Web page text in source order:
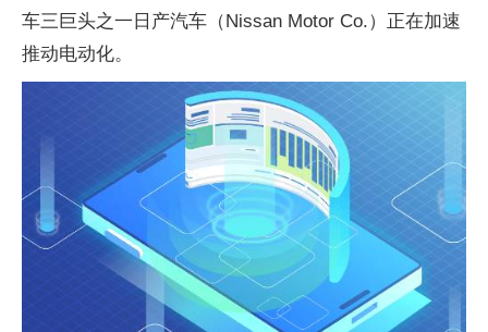
车三巨头之一日产汽车（Nissan Motor Co.）正在加速
推动电动化。